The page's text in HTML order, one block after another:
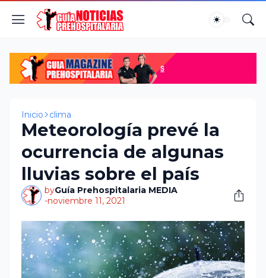
Inicio clima
Meteorología prevé la
ocurrencia de algunas
lluvias sobre el país
byGuía Prehospitalaria MEDIA
-noviembre 11, 2021